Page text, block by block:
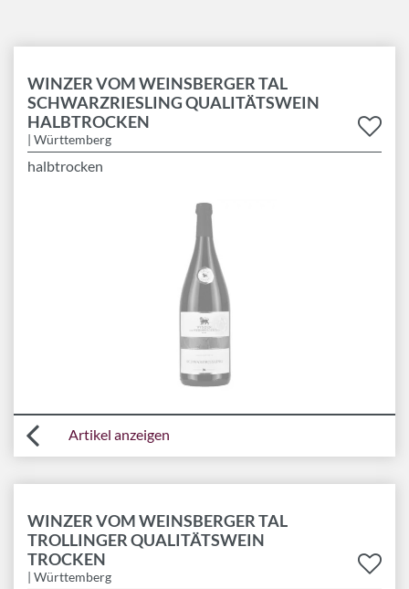
WINZER VOM WEINSBERGER TAL
SCHWARZRIESLING QUALITÄTSWEIN
HALBTROCKEN
| Württemberg
halbtrocken
Artikel anzeigen
WINZER VOM WEINSBERGER TAL
TROLLINGER QUALITÄTSWEIN
TROCKEN
| Württemberg